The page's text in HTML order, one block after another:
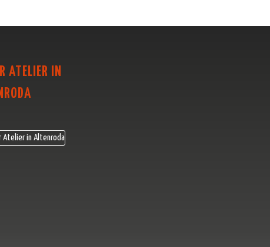
ATELIER IN